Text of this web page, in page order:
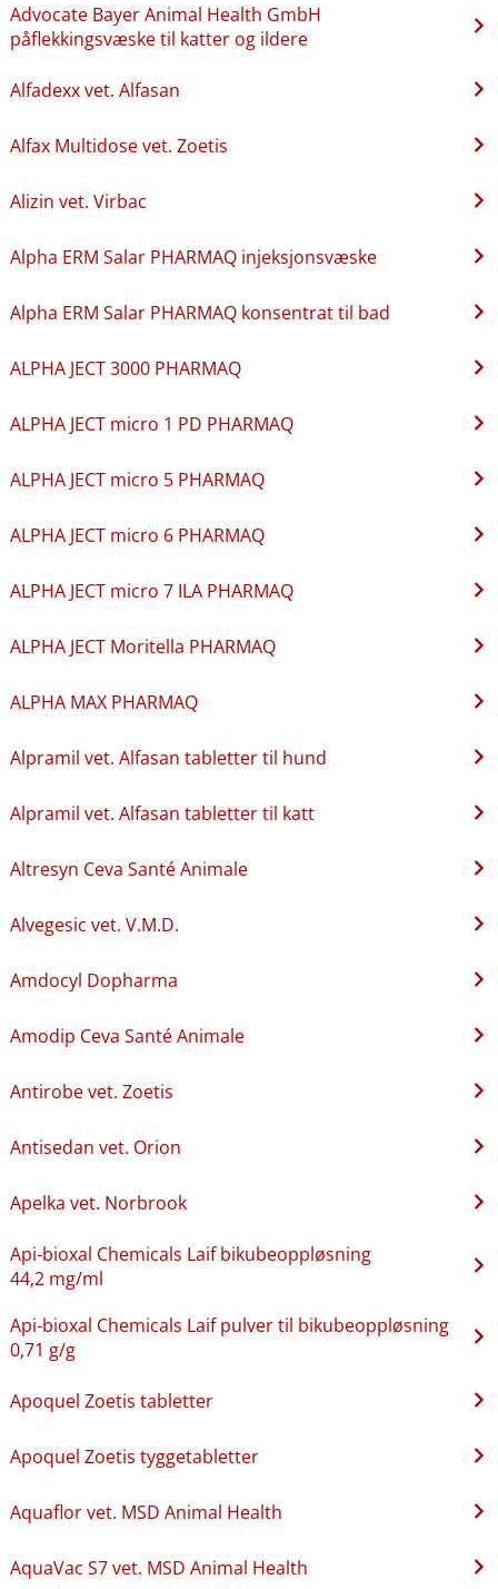
Advocate Bayer Animal Health GmbH
påflekkingsvæske til katter og ildere
Alfadexx vet. Alfasan
Alfax Multidose vet. Zoetis
Alizin vet. Virbac
Alpha ERM Salar PHARMAQ injeksjonsvæske
Alpha ERM Salar PHARMAQ konsentrat til bad
ALPHA JECT 3000 PHARMAQ
ALPHA JECT micro 1 PD PHARMAQ
ALPHA JECT micro 5 PHARMAQ
ALPHA JECT micro 6 PHARMAQ
ALPHA JECT micro 7 ILA PHARMAQ
ALPHA JECT Moritella PHARMAQ
ALPHA MAX PHARMAQ
Alpramil vet. Alfasan tabletter til hund
Alpramil vet. Alfasan tabletter til katt
Altresyn Ceva Santé Animale
Alvegesic vet. V.M.D.
Amdocyl Dopharma
Amodip Ceva Santé Animale
Antirobe vet. Zoetis
Antisedan vet. Orion
Apelka vet. Norbrook
Api-bioxal Chemicals Laif bikubeoppløsning
44,2 mg/ml
Api-bioxal Chemicals Laif pulver til bikubeoppløsning
0,71 g/g
Apoquel Zoetis tabletter
Apoquel Zoetis tyggetabletter
Aquaflor vet. MSD Animal Health
AquaVac S7 vet. MSD Animal Health